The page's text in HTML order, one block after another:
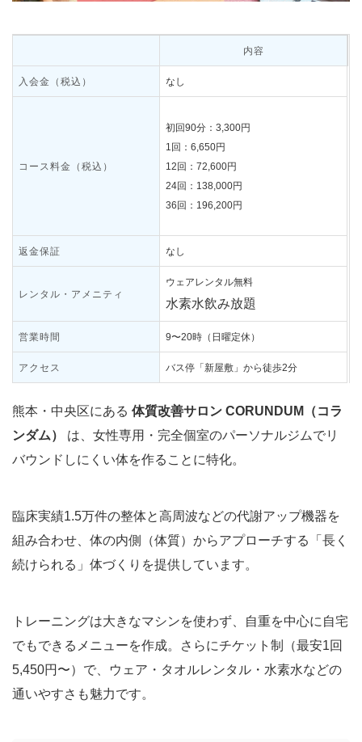
内容
入会金（税込） なし
コース料金（税込）
初回90分：3,300円
1回：6,650円
12回：72,600円
24回：138,000円
36回：196,200円
返金保証 なし
レンタル・アメニティ
ウェアレンタル無料
水素水飲み放題
営業時間 9〜20時（日曜定休）
アクセス バス停「新屋敷」から徒歩2分
熊本・中央区にある 体質改善サロン CORUNDUM（コラ
ンダム）
は、女性専用・完全個室のパーソナルジムでリ
バウンドしにくい体を作ることに特化。
臨床実績1.5万件の整体と高周波などの代謝アップ機器を
組み合わせ、体の内側（体質）からアプローチする「長く
続けられる」体づくりを提供しています。
トレーニングは大きなマシンを使わず、自重を中心に自宅
でもできるメニューを作成。さらにチケット制（最安1回
5,450円〜）で、ウェア・タオルレンタル・水素水などの
通いやすさも魅力です。